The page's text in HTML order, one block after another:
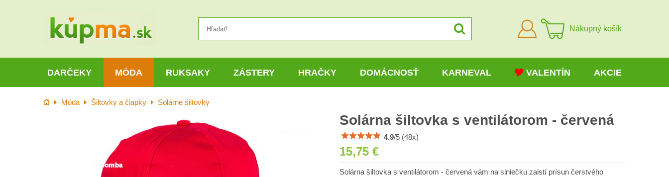
Prihlásiť
sa
Nákupný košík
DARČEKY MÓDA RUKSAKY ZÁSTERY HRAČKY DOMÁCNOSŤ KARNEVAL VALENTÍN AKCIE
Úvod Móda Šiltovky a čiapky Solárne šiltovky
Solárna šiltovka s ventilátorom - červená
4.9/5 (48x)
15,75 €
Solárna šiltovka s ventilátorom - červená vám na slniečku zaistí prísun čerstvého